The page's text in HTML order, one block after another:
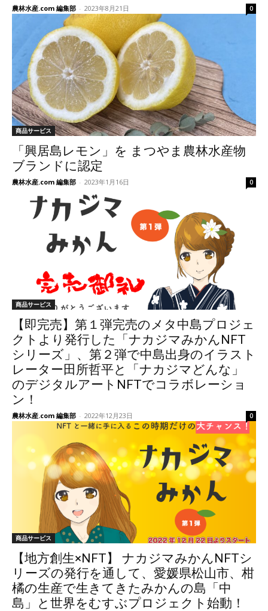
農林水産.com 編集部 - 2023年8月21日 0
商品サービス
「興居島レモン」を まつやま農林水産物
ブランドに認定
農林水産.com 編集部 - 2023年1月16日 0
商品サービス
【即完売】第１弾完売のメタ中島プロジェ
クトより発行した「ナカジマみかんNFT
シリーズ」、第２弾で中島出身のイラスト
レーター田所哲平と「ナカジマどんな」
のデジタルアートNFTでコラボレーショ
ン！
農林水産.com 編集部 - 2022年12月23日 0
商品サービス
【地方創生×NFT】 ナカジマみかんNFTシ
リーズの発行を通して、愛媛県松山市、柑
橘の生産で生きてきたみかんの島「中
島」と世界をむすぶプロジェクト始動！